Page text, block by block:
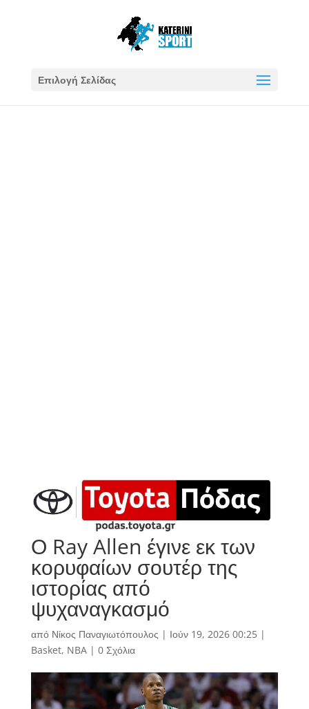
Επιλογή Σελίδας
Ο Ray Allen έγινε εκ των
κορυφαίων σουτέρ της
ιστορίας από
ψυχαναγκασμό
από Νίκος Παναγιωτόπουλος | Ιούν 19, 2026 00:25|
Basket, NBA| 0 Σχόλια